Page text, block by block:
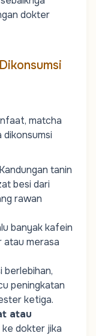
dokter
matcha
dikonsumsi
tanin
besi dari
rawan
banyak kafein
atau merasa
berlebihan,
peningkatan
ketiga.
atau
ke dokter jika